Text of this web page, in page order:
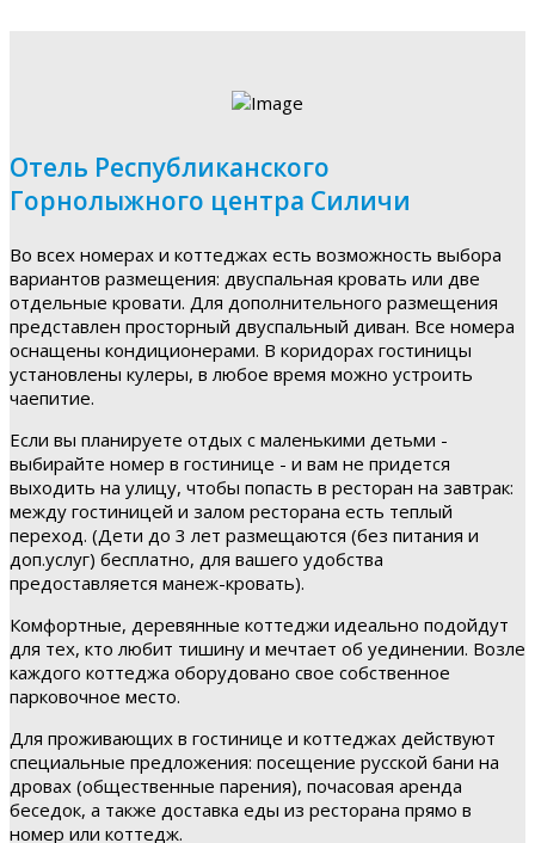
Отель Республиканского
Горнолыжного центра Силичи
Во всех номерах и коттеджах есть возможность выбора
вариантов размещения: двуспальная кровать или две
отдельные кровати. Для дополнительного размещения
представлен просторный двуспальный диван. Все номера
оснащены кондиционерами. В коридорах гостиницы
установлены кулеры, в любое время можно устроить
чаепитие.
Если вы планируете отдых с маленькими детьми -
выбирайте номер в гостинице - и вам не придется
выходить на улицу, чтобы попасть в ресторан на завтрак:
между гостиницей и залом ресторана есть теплый
переход. (Дети до 3 лет размещаются (без питания и
доп.услуг) бесплатно, для вашего удобства
предоставляется манеж-кровать).
Комфортные, деревянные коттеджи идеально подойдут
для тех, кто любит тишину и мечтает об уединении. Возле
каждого коттеджа оборудовано свое собственное
парковочное место.
Для проживающих в гостинице и коттеджах действуют
специальные предложения: посещение русской бани на
дровах (общественные парения), почасовая аренда
беседок, а также доставка еды из ресторана прямо в
номер или коттедж.